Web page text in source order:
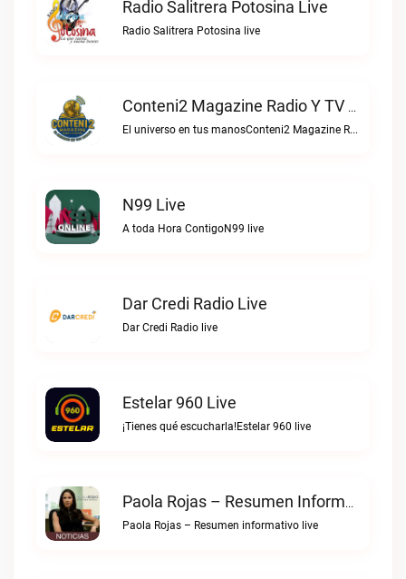
Radio Salitrera Potosina Live
Radio Salitrera Potosina live
Conteni2 Magazine Radio Y TV Digital Live
El universo en tus manosConteni2 Magazine Radio y TV Digital live
N99 Live
A toda Hora ContigoN99 live
Dar Credi Radio Live
Dar Credi Radio live
Estelar 960 Live
¡Tienes qué escucharla!Estelar 960 live
Paola Rojas – Resumen Informativo Live
Paola Rojas – Resumen informativo live